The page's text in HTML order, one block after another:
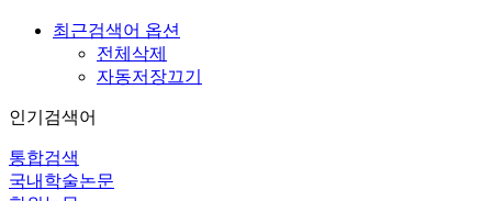
최근검색어 옵션
전체삭제
자동저장끄기
인기검색어
통합검색
국내학술논문